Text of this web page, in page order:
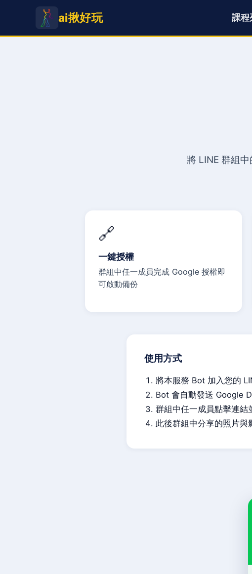
ai揪好玩 課程
將 LINE 群組
🔗
一鍵授權
群組中任一成員完成 Google 授權即
可啟動備份
使用方式
將本服務 Bot 加入您的
Bot 會自動發送 Google
群組中任一成員點擊連結
此後群組中分享的照片